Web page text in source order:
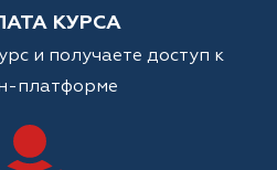
КУРСА
и получаете доступ к
платформе